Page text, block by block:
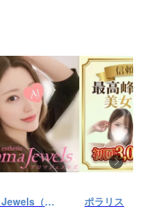
Aroma Jewels（アロマ ジュエルズ）秋葉原ルーム ポラリス